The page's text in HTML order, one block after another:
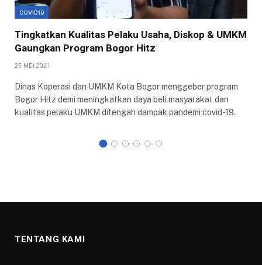
COVID19
Tingkatkan Kualitas Pelaku Usaha, Diskop & UMKM
Gaungkan Program Bogor Hitz
25 MEI 2021
Dinas Koperasi dan UMKM Kota Bogor menggeber program
Bogor Hitz demi meningkatkan daya beli masyarakat dan
kualitas pelaku UMKM ditengah dampak pandemi covid-19.
TENTANG KAMI